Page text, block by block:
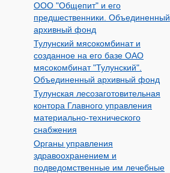
ООО "Общепит" и его
предшественники. Объединенный
архивный фонд
Тулунский мясокомбинат и
созданное на его базе ОАО
мясокомбинат "Тулунский".
Объединенный архивный фонд
Тулунская лесозаготовительная
контора Главного управления
материально-технического
снабжения
Органы управления
здравоохранением и
подведомственные им лечебные